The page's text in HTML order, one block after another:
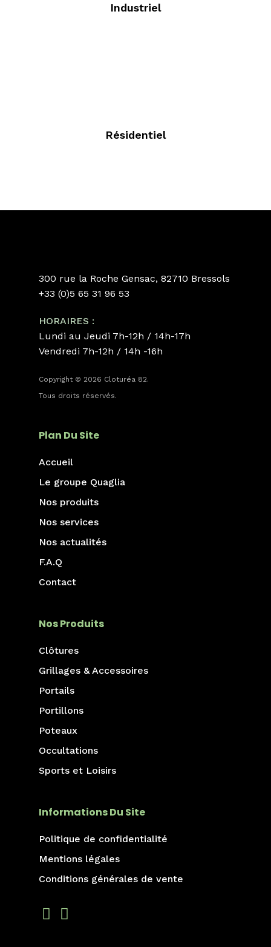
Industriel
Résidentiel
300 rue la Roche Gensac, 82710 Bressols
+33 (0)5 65 31 96 53
HORAIRES :
Lundi au Jeudi 7h-12h / 14h-17h
Vendredi 7h-12h / 14h -16h
Copyright © 2026 Cloturéa 82.
Tous droits réservés.
Plan Du Site
Accueil
Le groupe Quaglia
Nos produits
Nos services
Nos actualités
F.A.Q
Contact
Nos Produits
Clôtures
Grillages & Accessoires
Portails
Portillons
Poteaux
Occultations
Sports et Loisirs
Informations Du Site
Politique de confidentialité
Mentions légales
Conditions générales de vente